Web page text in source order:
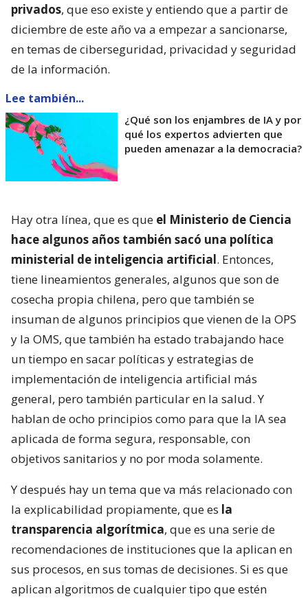
privados, que eso existe y entiendo que a partir de
diciembre de este año va a empezar a sancionarse,
en temas de ciberseguridad, privacidad y seguridad
de la información.
Lee también...
¿Qué son los enjambres de IA y por
qué los expertos advierten que
pueden amenazar a la democracia?
Hay otra línea, que es que el Ministerio de Ciencia
hace algunos años también sacó una política
ministerial de inteligencia artificial. Entonces,
tiene lineamientos generales, algunos que son de
cosecha propia chilena, pero que también se
insuman de algunos principios que vienen de la OPS
y la OMS, que también ha estado trabajando hace
un tiempo en sacar políticas y estrategias de
implementación de inteligencia artificial más
general, pero también particular en la salud. Y
hablan de ocho principios como para que la IA sea
aplicada de forma segura, responsable, con
objetivos sanitarios y no por moda solamente.
Y después hay un tema que va más relacionado con
la explicabilidad propiamente, que es la
transparencia algorítmica, que es una serie de
recomendaciones de instituciones que la aplican en
sus procesos, en sus tomas de decisiones. Si es que
aplican algoritmos de cualquier tipo que estén